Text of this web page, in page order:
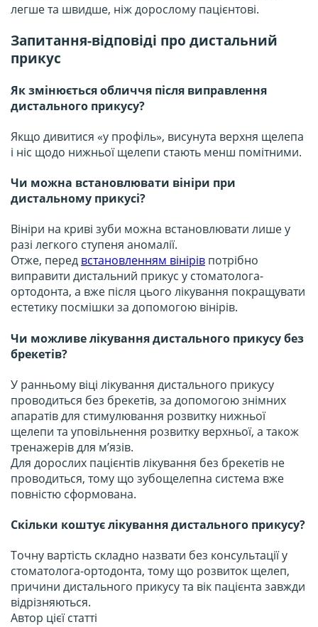
легше та швидше, ніж дорослому пацієнтові.
Запитання-відповіді про дистальний
прикус
Як змінюється обличчя після виправлення
дистального прикусу?
Якщо дивитися «у профіль», висунута верхня щелепа
і ніс щодо нижньої щелепи стають менш помітними.
Чи можна встановлювати вініри при
дистальному прикусі?
Вініри на криві зуби можна встановлювати лише у
разі легкого ступеня аномалії.
Отже, перед встановленням вінірів потрібно
виправити дистальний прикус у стоматолога-
ортодонта, а вже після цього лікування покращувати
естетику посмішки за допомогою вінірів.
Чи можливе лікування дистального прикусу без
брекетів?
У ранньому віці лікування дистального прикусу
проводиться без брекетів, за допомогою знімних
апаратів для стимулювання розвитку нижньої
щелепи та уповільнення розвитку верхньої, а також
тренажерів для м’язів.
Для дорослих пацієнтів лікування без брекетів не
проводиться, тому що зубощелепна система вже
повністю сформована.
Скільки коштує лікування дистального прикусу?
Точну вартість складно назвати без консультації у
стоматолога-ортодонта, тому що розвиток щелеп,
причини дистального прикусу та вік пацієнта завжди
відрізняються.
Автор цієї статті